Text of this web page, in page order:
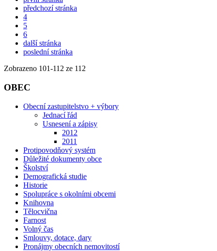
předchozí stránka
4
5
6
další stránka
poslední stránka
Zobrazeno 101-112 ze 112
OBEC
Obecní zastupitelstvo + výbory
Jednací řád
Usnesení a zápisy
2012
2011
Protipovodňový systém
Důležité dokumenty obce
Školství
Demografická studie
Historie
Spolupráce s okolními obcemi
Knihovna
Tělocvična
Farnost
Volný čas
Smlouvy, dotace, dary
Pronájmy obecních nemovitostí